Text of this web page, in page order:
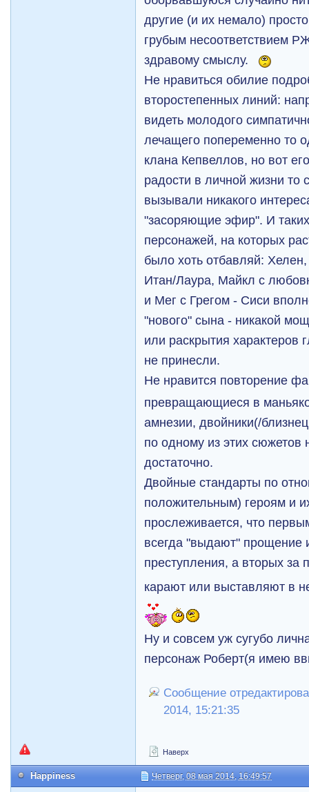
другие (и их немало)
грубым несоответствием
здравому смыслу.
Не нравиться обилие
второстепенных линий:
видеть молодого
лечащего попеременно то
клана Кепвеллов, но вот
радости в личной жизни то
вызывали никакого
"засоряющие эфир". И
персонажей, на которых
было хоть отбавляй:
Итан/Лаура, Майкл с
и Мег с Грегом - Сиси
"нового" сына - никакой
или раскрытия характеров
не принесли.
Не нравится повторение
превращающиеся в
амнезии, двойники(/
по одному из этих сюжетов
достаточно.
Двойные стандарты по
положительным) героям и
прослеживается, что
всегда "выдают" прощение
преступления, а вторых за
карают или выставляют в
Ну и совсем уж сугубо
персонаж Роберт(я имею
Сообщение
2014, 15:21:35
Наверх
Happiness Четверг, 08 мая 2014, 16:49:57